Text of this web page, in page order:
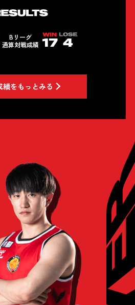
ただの1試合じゃない。この場所
を、ドルフィンズのバスケット
が、そのすべてを、今この瞬間
、誇りに変えて。この一戦に、
Bリーグ
通算対戦成績 17 4
績をもっとみる